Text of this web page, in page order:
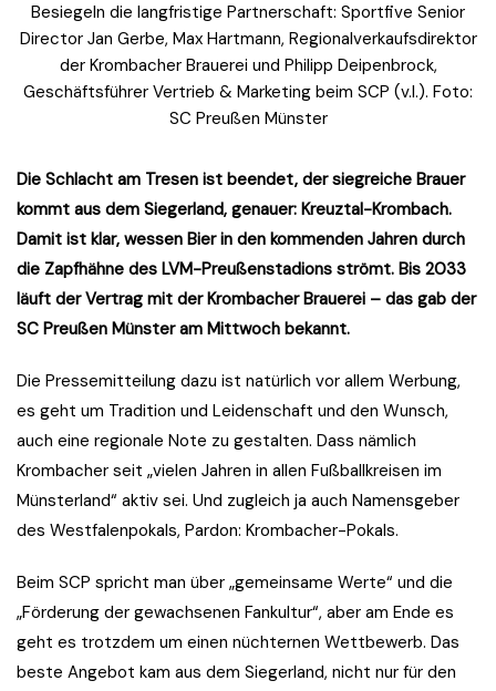
Besiegeln die langfristige Partnerschaft: Sportfive Senior
Director Jan Gerbe, Max Hartmann, Regionalverkaufsdirektor
der Krombacher Brauerei und Philipp Deipenbrock,
Geschäftsführer Vertrieb & Marketing beim SCP (v.l.). Foto:
SC Preußen Münster
Die Schlacht am Tresen ist beendet, der siegreiche Brauer
kommt aus dem Siegerland, genauer: Kreuztal-Krombach.
Damit ist klar, wessen Bier in den kommenden Jahren durch
die Zapfhähne des LVM-Preußenstadions strömt. Bis 2033
läuft der Vertrag mit der Krombacher Brauerei – das gab der
SC Preußen Münster am Mittwoch bekannt.
Die Pressemitteilung dazu ist natürlich vor allem Werbung,
es geht um Tradition und Leidenschaft und den Wunsch,
auch eine regionale Note zu gestalten. Dass nämlich
Krombacher seit „vielen Jahren in allen Fußballkreisen im
Münsterland“ aktiv sei. Und zugleich ja auch Namensgeber
des Westfalenpokals, Pardon: Krombacher-Pokals.
Beim SCP spricht man über „gemeinsame Werte“ und die
„Förderung der gewachsenen Fankultur“, aber am Ende es
geht es trotzdem um einen nüchternen Wettbewerb. Das
beste Angebot kam aus dem Siegerland, nicht nur für den